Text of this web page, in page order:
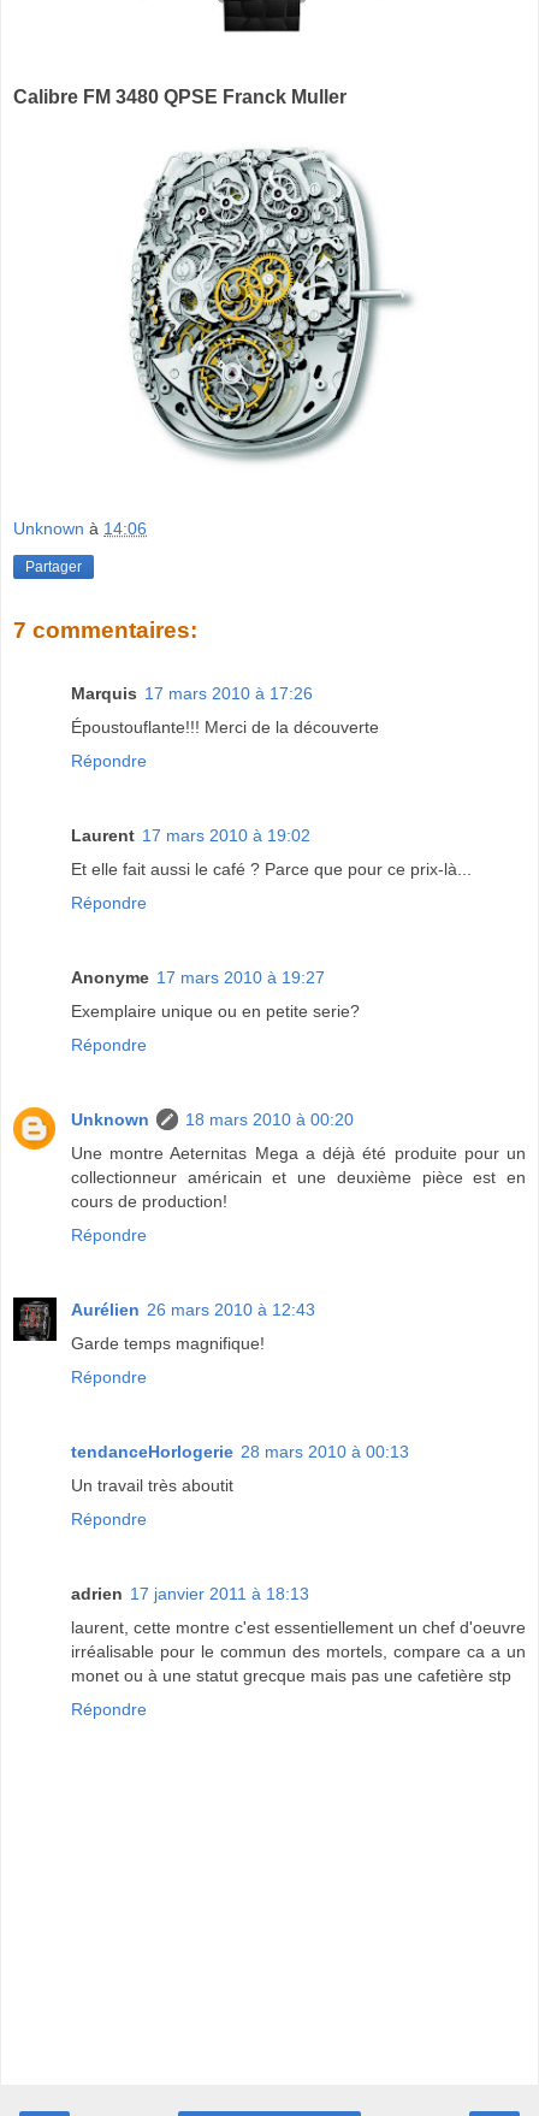
Calibre FM 3480 QPSE Franck Muller
Unknown à 14:06
Partager
7 commentaires:
Marquis 17 mars 2010 à 17:26
Époustouflante!!! Merci de la découverte
Répondre
Laurent 17 mars 2010 à 19:02
Et elle fait aussi le café ? Parce que pour ce prix-là...
Répondre
Anonyme 17 mars 2010 à 19:27
Exemplaire unique ou en petite serie?
Répondre
Unknown
18 mars 2010 à 00:20
Une montre Aeternitas Mega a déjà été produite pour un
collectionneur américain et une deuxième pièce est en
cours de production!
Répondre
Aurélien 26 mars 2010 à 12:43
Garde temps magnifique!
Répondre
tendanceHorlogerie 28 mars 2010 à 00:13
Un travail très aboutit
Répondre
adrien 17 janvier 2011 à 18:13
laurent, cette montre c'est essentiellement un chef d'oeuvre
irréalisable pour le commun des mortels, compare ca a un
monet ou à une statut grecque mais pas une cafetière stp
Répondre